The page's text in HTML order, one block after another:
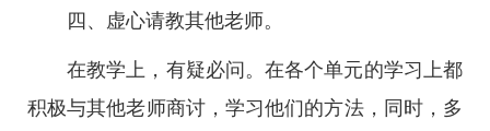
四、虚心请教其他老师。
在教学上，有疑必问。在各个单元的学习上都
积极与其他老师商讨，学习他们的方法，同时，多